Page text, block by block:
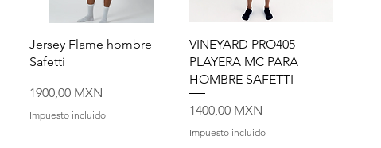
Vista rápida
Jersey Flame hombre
Safetti
Precio
1900,00 MXN
Impuesto incluido
Vista rápida
VINEYARD PRO405
PLAYERA MC PARA
HOMBRE SAFETTI
Precio
1400,00 MXN
Impuesto incluido